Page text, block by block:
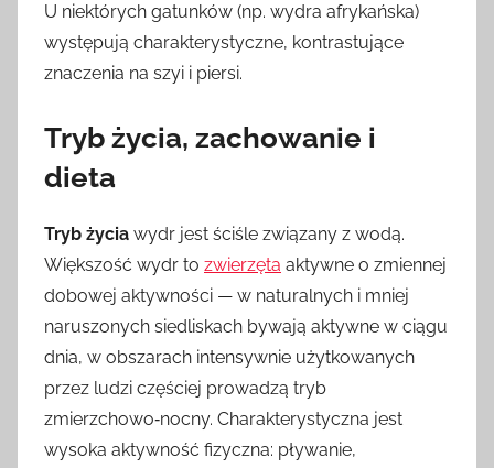
U niektórych gatunków (np. wydra afrykańska)
występują charakterystyczne, kontrastujące
znaczenia na szyi i piersi.
Tryb życia, zachowanie i
dieta
Tryb życia wydr jest ściśle związany z wodą.
Większość wydr to zwierzęta aktywne o zmiennej
dobowej aktywności — w naturalnych i mniej
naruszonych siedliskach bywają aktywne w ciągu
dnia, w obszarach intensywnie użytkowanych
przez ludzi częściej prowadzą tryb
zmierzchowo‑nocny. Charakterystyczna jest
wysoka aktywność fizyczna: pływanie,